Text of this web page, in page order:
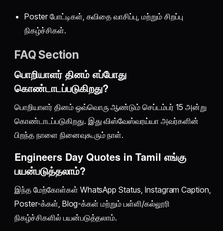
Poster போட்டிகள், கவிதை வாசிப்பு, மற்றும் சிறப்பு
நிகழ்ச்சிகள்.
FAQ Section
பொறியாளர் தினம் எப்போது
கொண்டாடப்படுகிறது?
பொறியாளர் தினம் ஒவ்வொரு ஆண்டும் செப்டம்பர் 15 அன்று
கொண்டாடப்படுகிறது. இது விஸ்வேஸ்வரய்யா அவர்களின்
பிறந்த நாளை நினைவுகூரும் நாள்.
Engineers Day Quotes in Tamil எங்கு
பயன்படுத்தலாம்?
இந்த மேற்கோள்கள் WhatsApp Status, Instagram Caption,
Poster-க்கள், Blog-க்கள் மற்றும் பள்ளி/கல்லூரி
நிகழ்ச்சிகளில் பயன்படுத்தலாம்.